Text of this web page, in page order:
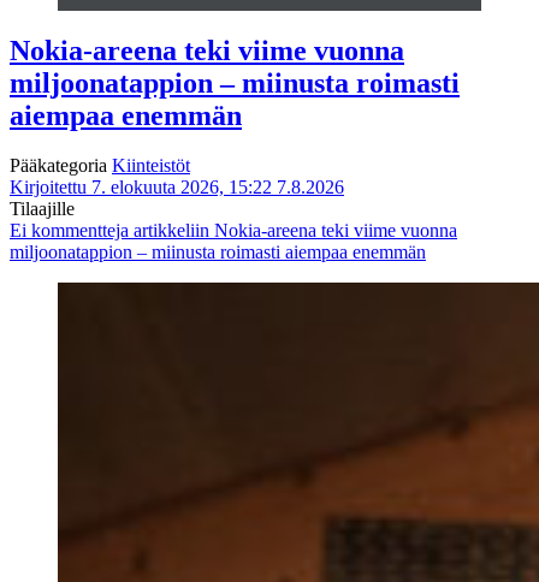
Nokia-areena teki viime vuonna
miljoonatappion – miinusta roimasti
aiempaa enemmän
Pääkategoria Kiinteistöt
Kirjoitettu 7. elokuuta 2026, 15:22 7.8.2026
Tilaajille
Ei kommentteja artikkeliin Nokia-areena teki viime vuonna
miljoonatappion – miinusta roimasti aiempaa enemmän